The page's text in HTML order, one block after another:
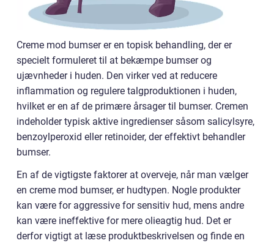
Creme mod bumser er en topisk behandling, der er
specielt formuleret til at bekæmpe bumser og
ujævnheder i huden. Den virker ved at reducere
inflammation og regulere talgproduktionen i huden,
hvilket er en af de primære årsager til bumser. Cremen
indeholder typisk aktive ingredienser såsom salicylsyre,
benzoylperoxid eller retinoider, der effektivt behandler
bumser.
En af de vigtigste faktorer at overveje, når man vælger
en creme mod bumser, er hudtypen. Nogle produkter
kan være for aggressive for sensitiv hud, mens andre
kan være ineffektive for mere olieagtig hud. Det er
derfor vigtigt at læse produktbeskrivelsen og finde en